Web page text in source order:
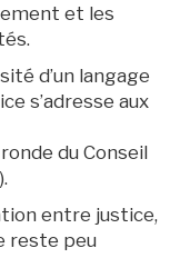
et les
d’un langage
s’adresse aux
du Conseil
entre justice,
reste peu